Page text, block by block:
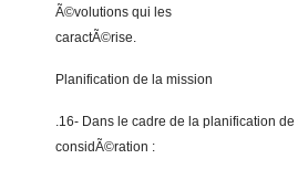
Ã©volutions qui les
caractÃ©rise.
Planification de la mission
.16- Dans le cadre de la planification
considÃ©ration :